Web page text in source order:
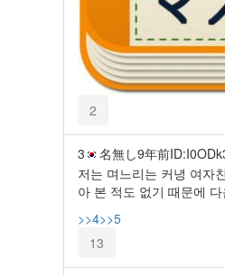
2
3 名無し9年前
저는 며느리는 커녕 여자
아 본 적도 없기 때문에
>>4>>5
13